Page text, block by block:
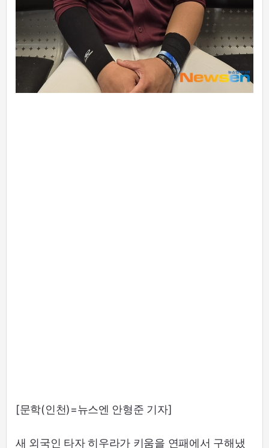
[문학(인천)=뉴스엔 안형준 기자]
새 외국인 타자 히우라가 키움을 연패에서 구해냈